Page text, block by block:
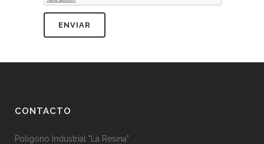
CONTACTO
Poligono Industrial "La Resina"